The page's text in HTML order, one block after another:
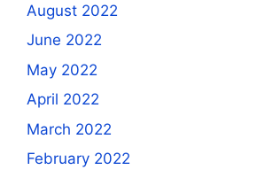
August 2022
June 2022
May 2022
April 2022
March 2022
February 2022